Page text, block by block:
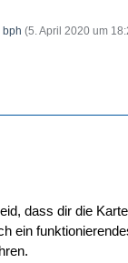
bph (5. April 2020 um
dass dir die
ein